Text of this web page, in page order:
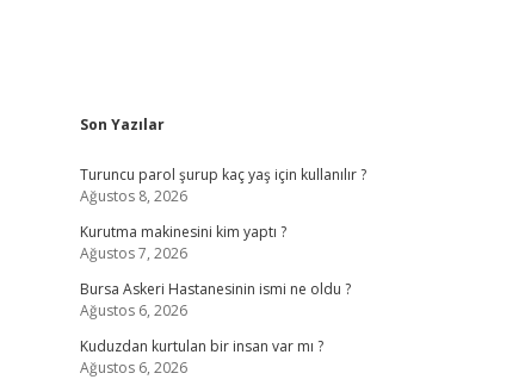
Sidebar
Son Yazılar
Turuncu parol şurup kaç yaş için kullanılır ?
Ağustos 8, 2026
Kurutma makinesini kim yaptı ?
Ağustos 7, 2026
Bursa Askeri Hastanesinin ismi ne oldu ?
Ağustos 6, 2026
Kuduzdan kurtulan bir insan var mı ?
Ağustos 6, 2026